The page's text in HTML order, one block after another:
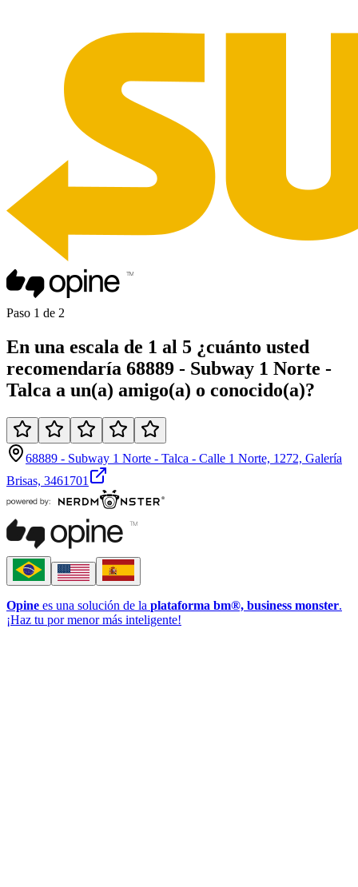
Paso 1 de 2
En una escala de 1 al 5 ¿cuánto usted
recomendaría 68889 - Subway 1 Norte -
Talca a un(a) amigo(a) o conocido(a)?
68889 - Subway 1 Norte - Talca - Calle 1 Norte, 1272, Galería
Brisas, 3461701
Opine es una solución de la plataforma bm®, business monster.
¡Haz tu por menor más inteligente!